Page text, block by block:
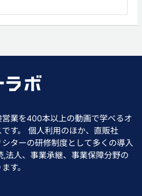
業を400本以上の動画で学べるオ
す。 個人利用のほか、直販社
ターの研修制度として多くの導入
,法人、事業承継、事業保障分野の
す。